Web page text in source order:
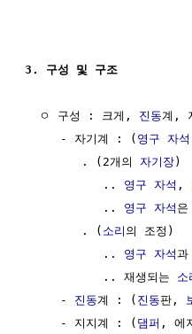
3. 구성 및 구조
  ㅇ 구성 : 크게,
진동계,
     - 자기계 : (
영구 자석
        . (2개의
자기장)
           ..
영구 자석 ,
           ..
영구 자석
        . (
소리 의 조정)
           ..
영구 자석과
           .. 재생되는
소
     -
진동계 : ( 진동판,
     - 지지계 : (
댐퍼 , 에